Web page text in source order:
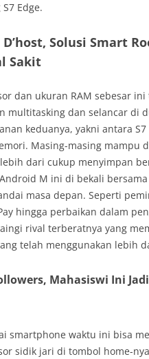
Edge.
Solusi Smart
Sakit
dan ukuran RAM sebesar
multitasking dan selancar di
keduanya, yakni antara S7
Masing-masing mampu
lebih dari cukup menyimpan
M ini di bekali
masa depan. Seperti
hingga perbaikan dalam
rival terberatnya yang
telah menggunakan lebih
Mahasiswi Ini
smartphone waktu ini bisa
sidik jari di tombol home-